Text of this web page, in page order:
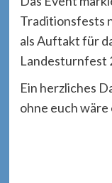
Traditionsfests
als Auftakt für
Landesturnfest
Ein herzliches
ohne euch wäre